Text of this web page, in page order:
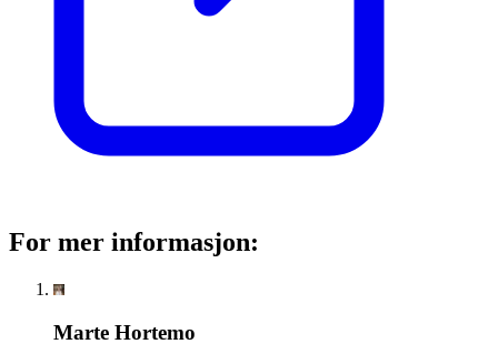
For mer informasjon:
Marte Hortemo